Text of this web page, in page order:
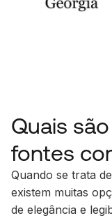
Quais
fontes
Quando se trata
existem muitas
de elegância e